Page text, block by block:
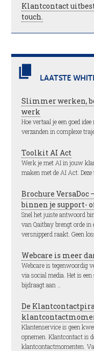
Klantcontact
touch.
LAATSTE
Slimmer werken,
werk
Hoe vertaal je een goed
verzanden in complexe
Toolkit AI Act
Werk je met AI in jouw
maken met de AI Act.
Brochure
binnen je support-
Snel het juiste antwoord
van Qaitbay brengt orde
versnipperd raakt. Geen
Webcare is meer
Webcare is tegenwoordig
via social media. Het is
bijdraagt aan …
De
Klantenservice is geen
opnemen. Klantcontact is
klantcontactmomenten.